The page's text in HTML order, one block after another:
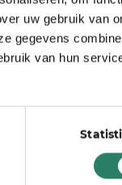
uw gebruik van
gegevens
van hun
11:00 tot 16:00